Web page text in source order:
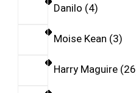
Danilo 4
Moise Kean 3
Harry Maguire 26